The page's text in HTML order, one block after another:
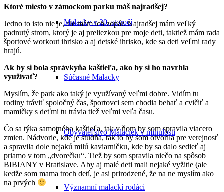
Malacky v 20. storočí
Súčasné Malacky
Obyvateľstvo Malaciek v minulosti
Významní malackí rodáci
Ktoré miesto v zámockom parku máš najradšej?
Jedno to isto nie je, ale mám ich zopár. Najradšej mám veľký
padnutý strom, ktorý je aj preliezkou pre moje deti, taktiež mám rada
športové workout ihrisko a aj detské ihrisko, kde sa deti veľmi rady
hrajú.
Ak by si bola správkyňa kaštieľa, ako by si ho navrhla
využívať?
Myslím, že park ako taký je využívaný veľmi dobre. Vidím tu
rodiny tráviť spoločný čas, športovci sem chodia behať a cvičiť a
mamičky s deťmi tu trávia tiež veľmi veľa času.
Čo sa týka samotného kaštieľa, tak v ňom by som spravila viacero
zmien. Nádvorie, kde je studňa, tak to by som otvorila pre verejnosť
a spravila dole nejakú milú kaviarničku, kde by sa dalo sedieť aj
priamo v tom „dvorečku“. Tiež by som spravila niečo na spôsob
BIBIANY v Bratislave. Aby aj malé deti mali nejaké vyžitie (ale
kedže som mama troch detí, je asi prirodzené, že na ne myslím ako
na prvých